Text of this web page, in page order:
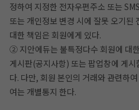
정하여 지정한 전자우편주소 또는
또는 개인정보 변경 시에 잘못 오기된
대한 책임은 회원에게 있다.
② 지안에듀는 불특정다수 회원에 대
게시판(공지사항) 또는 팝업창에 게
다. 다만, 회원 본인의 거래와 관련하
여는 개별통지 한다.